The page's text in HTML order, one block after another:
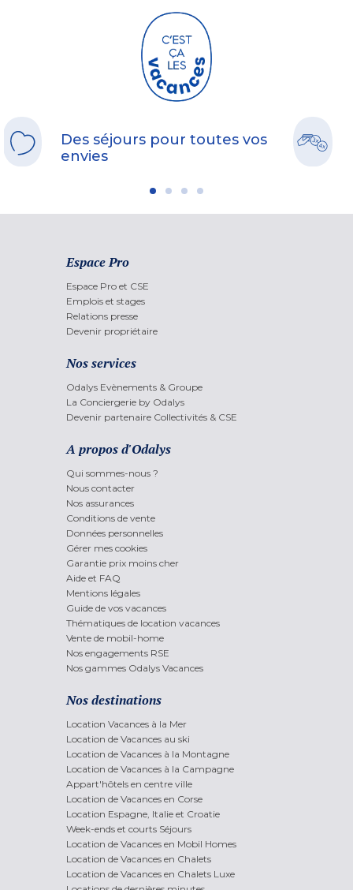
Des séjours pour toutes vos
envies
Espace Pro
Espace Pro et CSE
Emplois et stages
Relations presse
Devenir propriétaire
Nos services
Odalys Evènements & Groupe
La Conciergerie by Odalys
Devenir partenaire Collectivités & CSE
A propos d'Odalys
Qui sommes-nous ?
Nous contacter
Nos assurances
Conditions de vente
Données personnelles
Gérer mes cookies
Garantie prix moins cher
Aide et FAQ
Mentions légales
Guide de vos vacances
Thématiques de location vacances
Vente de mobil-home
Nos engagements RSE
Nos gammes Odalys Vacances
Nos destinations
Location Vacances à la Mer
Location de Vacances au ski
Location de Vacances à la Montagne
Location de Vacances à la Campagne
Appart'hôtels en centre ville
Location de Vacances en Corse
Location Espagne, Italie et Croatie
Week-ends et courts Séjours
Location de Vacances en Mobil Homes
Location de Vacances en Chalets
Location de Vacances en Chalets Luxe